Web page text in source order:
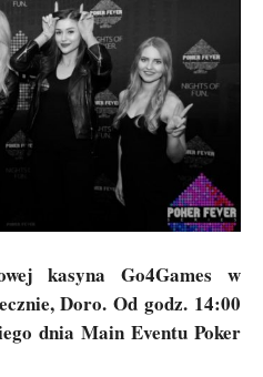
kasyna Go4Games w
Doro. Od godz. 14:00
dnia Main Eventu Poker